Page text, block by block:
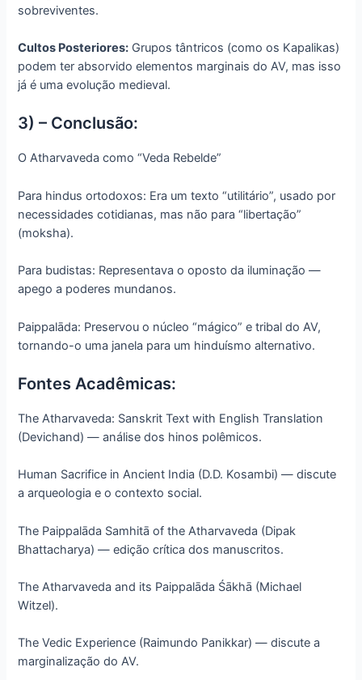
sobreviventes.
Cultos Posteriores: Grupos tântricos (como os Kapalikas)
podem ter absorvido elementos marginais do AV, mas isso
já é uma evolução medieval.
3) – Conclusão:
O Atharvaveda como “Veda Rebelde”
Para hindus ortodoxos: Era um texto “utilitário”, usado por
necessidades cotidianas, mas não para “libertação”
(moksha).
Para budistas: Representava o oposto da iluminação —
apego a poderes mundanos.
Paippalāda: Preservou o núcleo “mágico” e tribal do AV,
tornando-o uma janela para um hinduísmo alternativo.
Fontes Acadêmicas:
The Atharvaveda: Sanskrit Text with English Translation
(Devichand) — análise dos hinos polêmicos.
Human Sacrifice in Ancient India (D.D. Kosambi) — discute
a arqueologia e o contexto social.
The Paippalāda Samhitā of the Atharvaveda (Dipak
Bhattacharya) — edição crítica dos manuscritos.
The Atharvaveda and its Paippalāda Śākhā (Michael
Witzel).
The Vedic Experience (Raimundo Panikkar) — discute a
marginalização do AV.